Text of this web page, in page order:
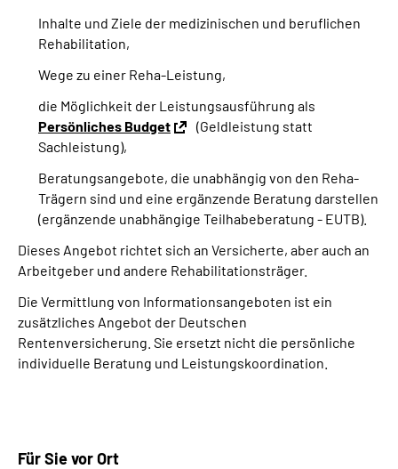
Inhalte und Ziele der medizinischen und beruflichen
Rehabilitation,
Wege zu einer Reha-Leistung,
die Möglichkeit der Leistungsausführung als
Persönliches Budget
(Geldleistung statt
Sachleistung),
Beratungsangebote, die unabhängig von den Reha-
Trägern sind und eine ergänzende Beratung darstellen
(ergänzende unabhängige Teilhabeberatung - EUTB).
Dieses Angebot richtet sich an Versicherte, aber auch an
Arbeitgeber und andere Rehabilitationsträger.
Die Vermittlung von Informationsangeboten ist ein
zusätzliches Angebot der Deutschen
Rentenversicherung. Sie ersetzt nicht die persönliche
individuelle Beratung und Leistungskoordination.
Für Sie vor Ort